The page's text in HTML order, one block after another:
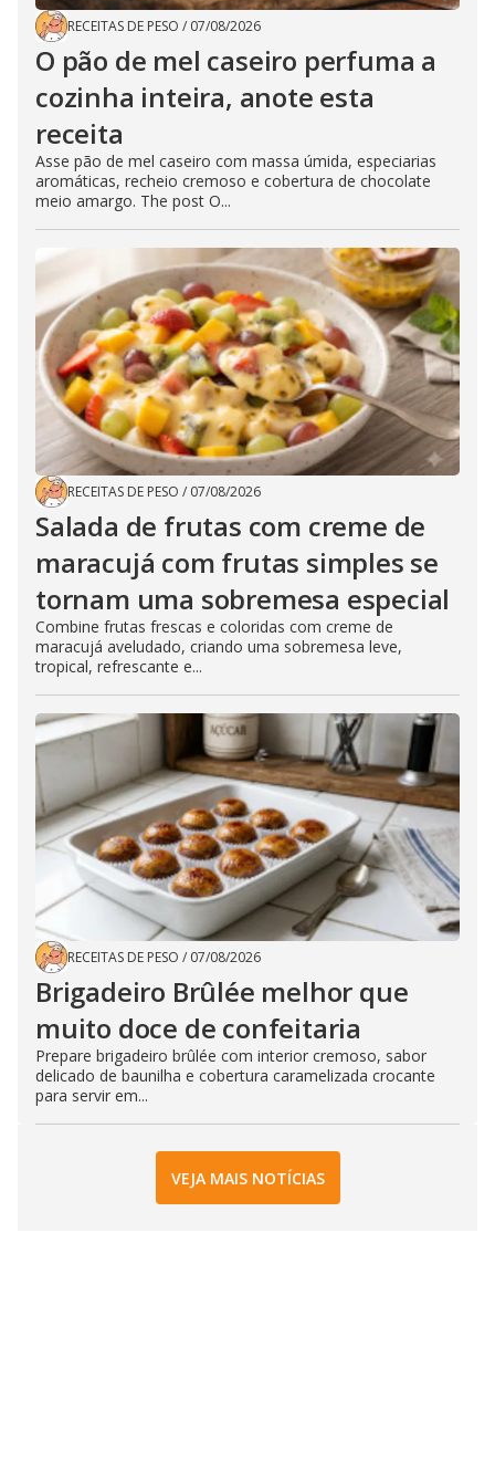
RECEITAS DE PESO / 07/08/2026
O pão de mel caseiro perfuma a
cozinha inteira, anote esta
receita
Asse pão de mel caseiro com massa úmida, especiarias
aromáticas, recheio cremoso e cobertura de chocolate
meio amargo. The post O...
RECEITAS DE PESO / 07/08/2026
Salada de frutas com creme de
maracujá com frutas simples se
tornam uma sobremesa especial
Combine frutas frescas e coloridas com creme de
maracujá aveludado, criando uma sobremesa leve,
tropical, refrescante e...
RECEITAS DE PESO / 07/08/2026
Brigadeiro Brûlée melhor que
muito doce de confeitaria
Prepare brigadeiro brûlée com interior cremoso, sabor
delicado de baunilha e cobertura caramelizada crocante
para servir em...
VEJA MAIS NOTÍCIAS